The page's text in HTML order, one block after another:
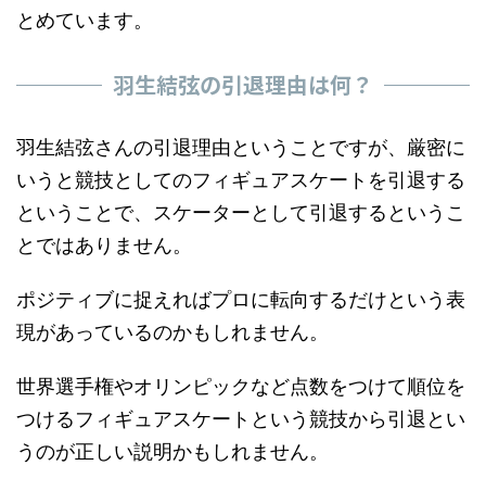
とめています。
羽生結弦の引退理由は何？
羽生結弦さんの引退理由ということですが、厳密に
いうと競技としてのフィギュアスケートを引退する
ということで、スケーターとして引退するというこ
とではありません。
ポジティブに捉えればプロに転向するだけという表
現があっているのかもしれません。
世界選手権やオリンピックなど点数をつけて順位を
つけるフィギュアスケートという競技から引退とい
うのが正しい説明かもしれません。